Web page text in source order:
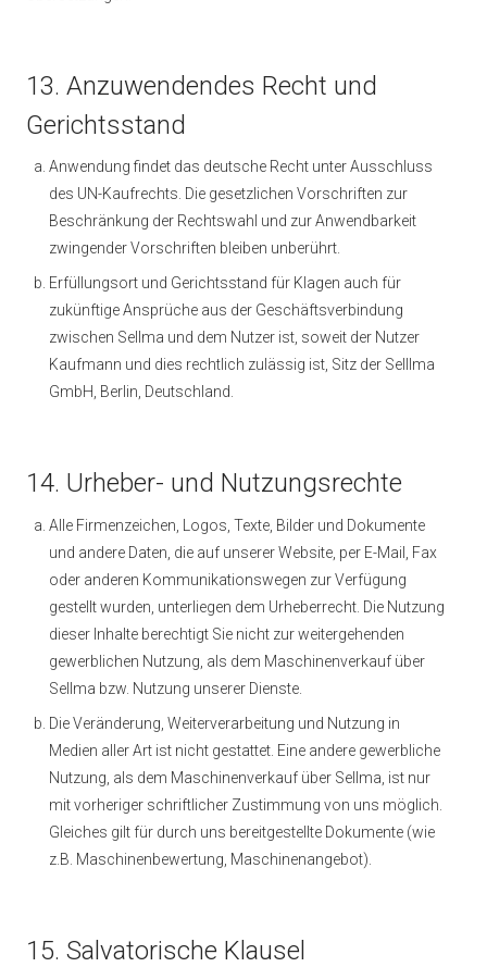
13. Anzuwendendes Recht und
Gerichtsstand
Anwendung findet das deutsche Recht unter Ausschluss
des UN-Kaufrechts. Die gesetzlichen Vorschriften zur
Beschränkung der Rechtswahl und zur Anwendbarkeit
zwingender Vorschriften bleiben unberührt.
Erfüllungsort und Gerichtsstand für Klagen auch für
zukünftige Ansprüche aus der Geschäftsverbindung
zwischen Sellma und dem Nutzer ist, soweit der Nutzer
Kaufmann und dies rechtlich zulässig ist, Sitz der Selllma
GmbH, Berlin, Deutschland.
14. Urheber- und Nutzungsrechte
Alle Firmenzeichen, Logos, Texte, Bilder und Dokumente
und andere Daten, die auf unserer Website, per E-Mail, Fax
oder anderen Kommunikationswegen zur Verfügung
gestellt wurden, unterliegen dem Urheberrecht. Die Nutzung
dieser Inhalte berechtigt Sie nicht zur weitergehenden
gewerblichen Nutzung, als dem Maschinenverkauf über
Sellma bzw. Nutzung unserer Dienste.
Die Veränderung, Weiterverarbeitung und Nutzung in
Medien aller Art ist nicht gestattet. Eine andere gewerbliche
Nutzung, als dem Maschinenverkauf über Sellma, ist nur
mit vorheriger schriftlicher Zustimmung von uns möglich.
Gleiches gilt für durch uns bereitgestellte Dokumente (wie
z.B. Maschinenbewertung, Maschinenangebot).
15. Salvatorische Klausel